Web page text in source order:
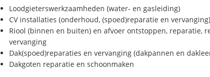
Loodgieterswerkzaamheden (water- en gasleiding)
CV installaties (onderhoud, (spoed)reparatie en vervanging)
Riool (binnen en buiten) en afvoer ontstoppen, reparatie,
vervanging
Dak(spoed)reparaties en vervanging (dakpannen en
Dakgoten reparatie en schoonmaken